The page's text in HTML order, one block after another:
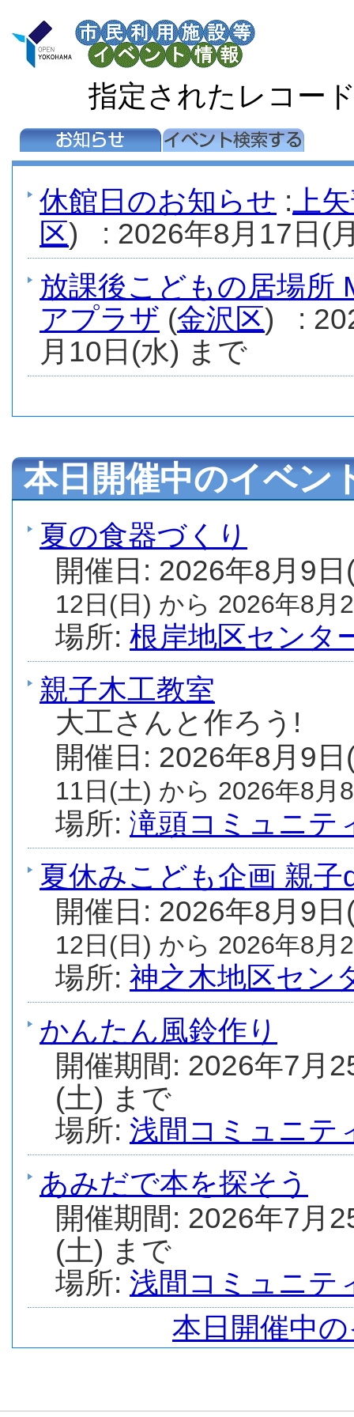
指定されたレコー
休館日のお知らせ : 上
区) : 2026年8月17日(
放課後こどもの居場所
アプラザ (金沢区) :
月10日(水) まで
本日開催中のイベン
夏の食器づくり
開催日: 2026年8月9
12日(日) から 2026年8月
場所: 根岸地区センタ
親子木工教室
大工さんと作ろう!
開催日: 2026年8月9
11日(土) から 2026年8月
場所: 滝頭コミュニテ
夏休みこども企画 親
開催日: 2026年8月9
12日(日) から 2026年8月
場所: 神之木地区セン
かんたん風鈴作り
開催期間: 2026年7月
(土) まで
場所: 浅間コミュニテ
あみだで本を探そう
開催期間: 2026年7月
(土) まで
場所: 浅間コミュニテ
本日開催中